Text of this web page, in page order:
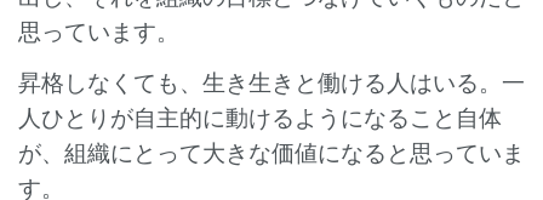
思っています。
昇格しなくても、生き生きと働ける人はいる。一
人ひとりが自主的に動けるようになること自体
が、組織にとって大きな価値になると思っていま
す。